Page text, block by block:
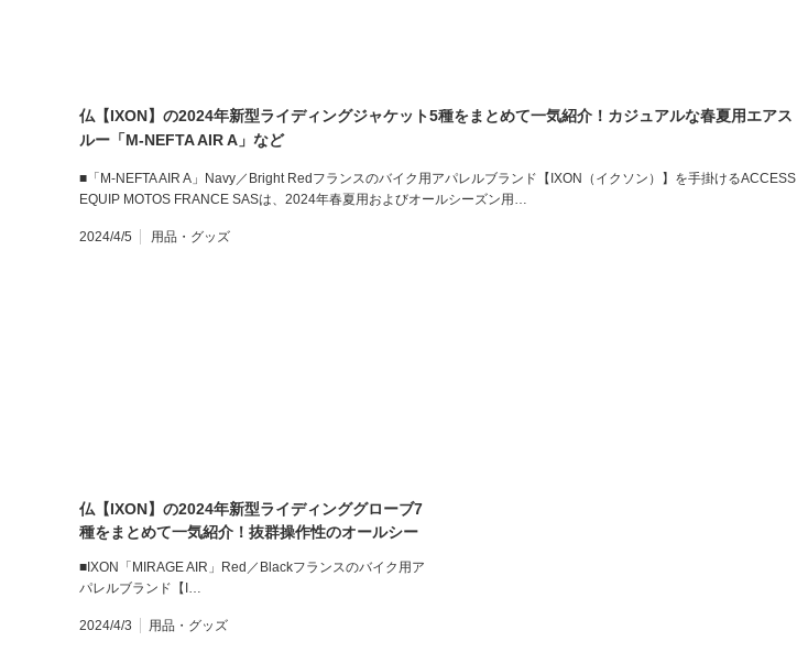
仏【IXON】の2024年新型ライディングジャケット5種をまとめて一気紹介！カジュアルな春夏用エアス
ルー「M-NEFTA AIR A」など
■「M-NEFTA AIR A」Navy／Bright Redフランスのバイク用アパレルブランド【IXON（イクソン）】を手掛けるACCESS
EQUIP MOTOS FRANCE SASは、2024年春夏用およびオールシーズン用…
2024/4/5 用品・グッズ
仏【IXON】の2024年新型ライディンググローブ7
種をまとめて一気紹介！抜群操作性のオールシー
■IXON「MIRAGE AIR」Red／Blackフランスのバイク用ア
パレルブランド【I…
2024/4/3 用品・グッズ